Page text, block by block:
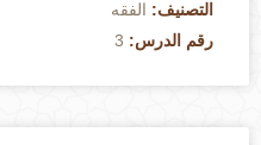
التصنيف:الفقه
رقم الدرس:3